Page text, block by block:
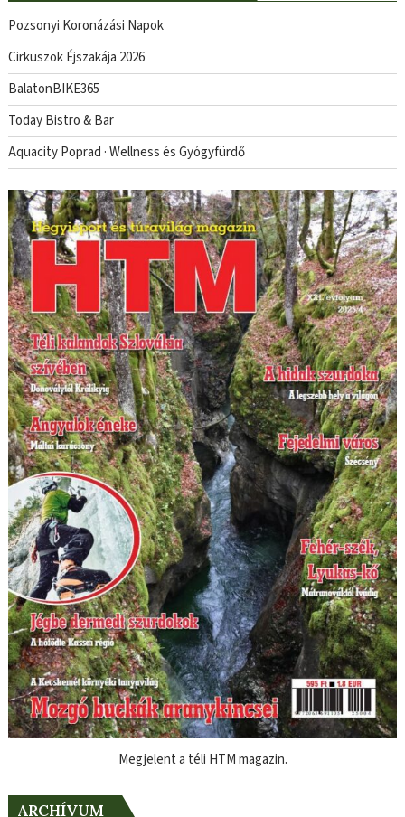
Pozsonyi Koronázási Napok
Cirkuszok Éjszakája 2026
BalatonBIKE365
Today Bistro & Bar
Aquacity Poprad · Wellness és Gyógyfürdő
Megjelent a téli HTM magazin.
ARCHÍVUM